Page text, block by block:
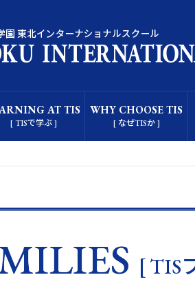
AT TIS
[ TISで学ぶ ]
WHY CHOOSE TIS
[ なぜTISか ]
[ TIS